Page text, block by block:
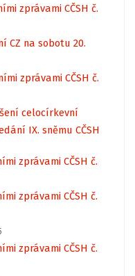
zprávami CČSH č.
CZ na sobotu 20.
zprávami CČSH č.
celocírkevní
IX. sněmu CČSH
zprávami CČSH č.
zprávami CČSH č.
zprávami CČSH č.